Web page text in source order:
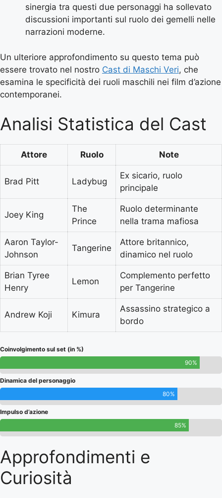
sinergia tra questi due personaggi ha sollevato
discussioni importanti sul ruolo dei gemelli nelle
narrazioni moderne.
Un ulteriore approfondimento su questo tema può
essere trovato nel nostro Cast di Maschi Veri, che
esamina le specificità dei ruoli maschili nei film d’azione
contemporanei.
Analisi Statistica del Cast
Attore Ruolo Note
Brad Pitt Ladybug
Ex sicario, ruolo
principale
Joey King
The
Prince
Ruolo determinante
nella trama mafiosa
Aaron Taylor-
Johnson
Tangerine
Attore britannico,
dinamico nel ruolo
Brian Tyree
Henry
Lemon
Complemento perfetto
per Tangerine
Andrew Koji Kimura
Assassino strategico a
bordo
Coinvolgimento sul set (in %)
90%
Dinamica del personaggio
80%
Impulso d’azione
85%
Approfondimenti e
Curiosità